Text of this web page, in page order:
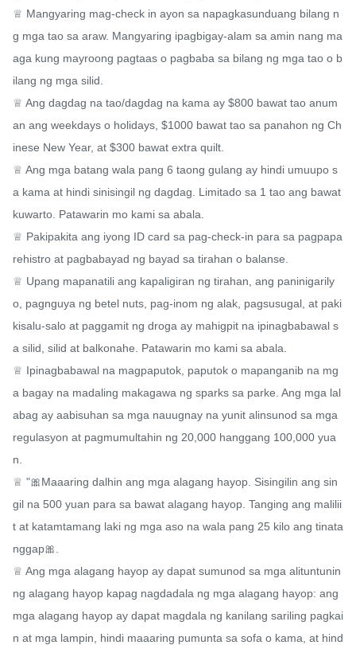
♕ Mangyaring mag-check in ayon sa napagkasunduang bilang n
g mga tao sa araw. Mangyaring ipagbigay-alam sa amin nang ma
aga kung mayroong pagtaas o pagbaba sa bilang ng mga tao o b
ilang ng mga silid.
♕ Ang dagdag na tao/dagdag na kama ay $800 bawat tao anum
an ang weekdays o holidays, $1000 bawat tao sa panahon ng Ch
inese New Year, at $300 bawat extra quilt.
♕ Ang mga batang wala pang 6 taong gulang ay hindi umuupo s
a kama at hindi sinisingil ng dagdag. Limitado sa 1 tao ang bawat
kuwarto. Patawarin mo kami sa abala.
♕ Pakipakita ang iyong ID card sa pag-check-in para sa pagpapa
rehistro at pagbabayad ng bayad sa tirahan o balanse.
♕ Upang mapanatili ang kapaligiran ng tirahan, ang paninigarily
o, pagnguya ng betel nuts, pag-inom ng alak, pagsusugal, at paki
kisalu-salo at paggamit ng droga ay mahigpit na ipinagbabawal s
a silid, silid at balkonahe. Patawarin mo kami sa abala.
♕ Ipinagbabawal na magpaputok, paputok o mapanganib na mg
a bagay na madaling makagawa ng sparks sa parke. Ang mga lal
abag ay aabisuhan sa mga nauugnay na yunit alinsunod sa mga
regulasyon at pagmumultahin ng 20,000 hanggang 100,000 yua
n.
♕ "🎀Maaaring dalhin ang mga alagang hayop. Sisingilin ang sin
gil na 500 yuan para sa bawat alagang hayop. Tanging ang malilii
t at katamtamang laki ng mga aso na wala pang 25 kilo ang tinata
nggap🎀.
♕ Ang mga alagang hayop ay dapat sumunod sa mga alituntunin
ng alagang hayop kapag nagdadala ng mga alagang hayop: ang
mga alagang hayop ay dapat magdala ng kanilang sariling pagkai
n at mga lampin, hindi maaaring pumunta sa sofa o kama, at hind